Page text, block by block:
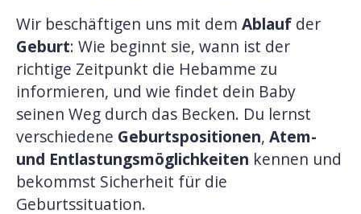
Wir beschäftigen uns mit dem Ablauf der
Geburt: Wie beginnt sie, wann ist der
richtige Zeitpunkt die Hebamme zu
informieren, und wie findet dein Baby
seinen Weg durch das Becken. Du lernst
verschiedene Geburtspositionen, Atem-
und Entlastungsmöglichkeiten kennen und
bekommst Sicherheit für die
Geburtssituation.